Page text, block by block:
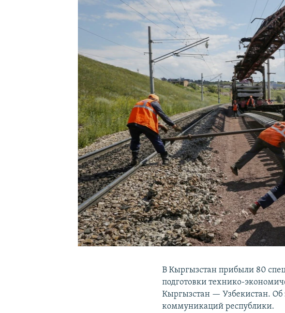
В Кыргызстан прибыли 80
подготовки технико-
Кыргызстан — Узбекистан. Об
коммуникаций республики.